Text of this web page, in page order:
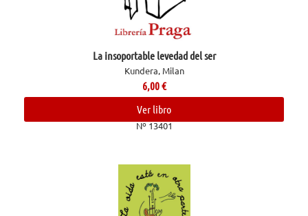
La insoportable levedad del ser
Kundera, Milan
6,00€
Ver libro
Nº 13401